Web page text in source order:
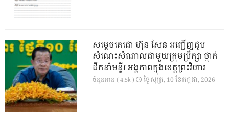
សម្តេចតេជោ ហ៊ុន សែន អញ្ជើញជួប
សំណេះសំណាលជាមួយក្រុមប្រឹក្សា ថ្នាក់
ដឹកនាំមន្ទីរ អង្គភាពក្នុងខេត្តព្រះវិហារ
ចំនួនអាន ( 4.5k ) ថ្ងៃ​សុក្រ, 10 ខែ​កក្កដា, 2026